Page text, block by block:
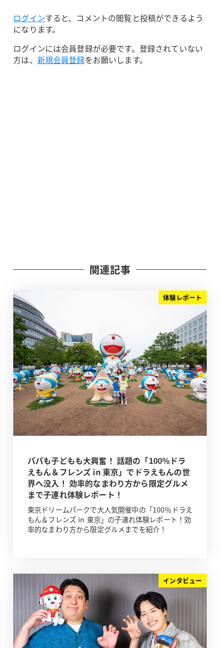
ログインすると、コメントの閲覧と投稿ができるよう
になります。
ログインには会員登録が必要です。登録されていない
方は、 新規会員登録をお願いします。
関連記事
体験レポート
パパも子どもも大興奮！ 話題の「100％ドラ
えもん＆フレンズ in 東京」でドラえもんの世
界へ没入！ 効率的なまわり方から限定グルメ
まで子連れ体験レポート！
東京ドリームパークで大人気開催中の「100％ドラえ
もん＆フレンズ in 東京」の子連れ体験レポート！効
率的なまわり方から限定グルメまでを紹介！
インタビュー